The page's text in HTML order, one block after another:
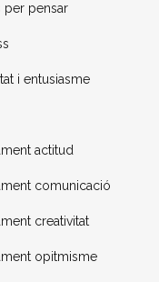
per pensar
i entusiasme
actitud
comunicació
creativitat
opitmisme